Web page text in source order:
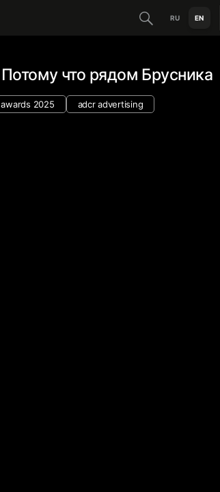
RU EN
что рядом Брусника
2025 adcr advertising